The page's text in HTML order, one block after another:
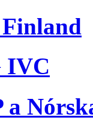
IVC
a